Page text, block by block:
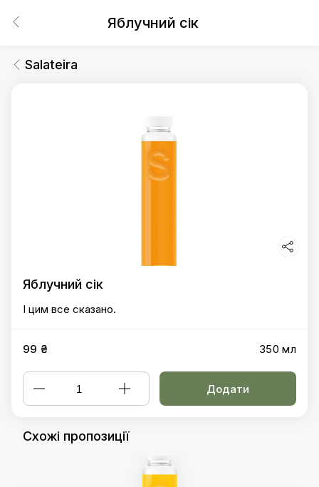
Яблучний сік
Salateira
Яблучний сік
І цим все сказано.
99 ₴ 350 мл
Додати
Схожі пропозиції